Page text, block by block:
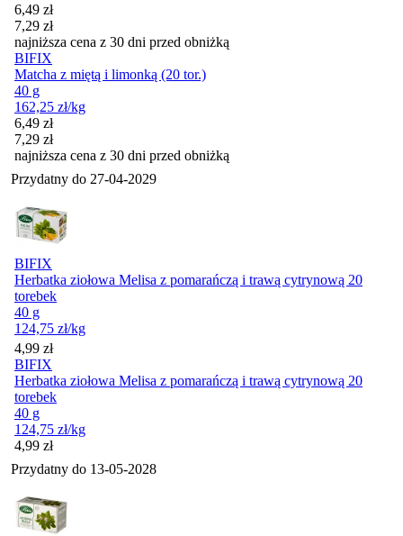
Cena promocyjna
6,49 zł
7,29 zł
najniższa cena z 30 dni przed obniżką
BIFIX
Matcha z miętą i limonką (20 tor.)
40 g
162,25 zł/kg
Cena promocyjna
6,49 zł
7,29 zł
najniższa cena z 30 dni przed obniżką
Przydatny do 27-04-2029
BIFIX
Herbatka ziołowa Melisa z pomarańczą i trawą cytrynową 20
torebek
40 g
124,75 zł/kg
Cena
4,99 zł
BIFIX
Herbatka ziołowa Melisa z pomarańczą i trawą cytrynową 20
torebek
40 g
124,75 zł/kg
Cena
4,99 zł
Przydatny do 13-05-2028